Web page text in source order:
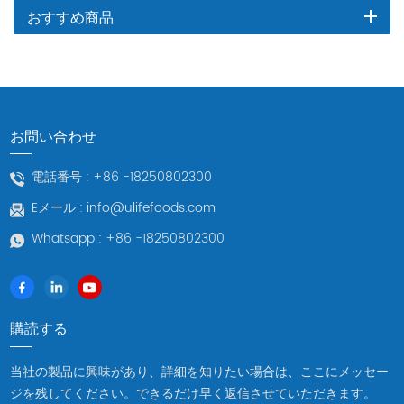
おすすめ商品
お問い合わせ
電話番号 : +86 -18250802300
Eメール : info@ulifefoods.com
Whatsapp : +86 -18250802300
購読する
当社の製品に興味があり、詳細を知りたい場合は、ここにメッセー
ジを残してください。できるだけ早く返信させていただきます。